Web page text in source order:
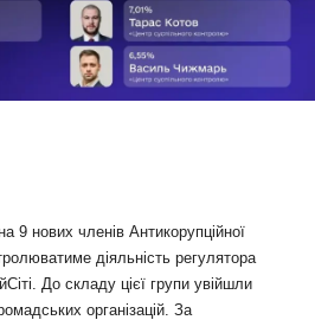
9 нових членів Антикорупційної
діяльність регулятора
До складу цієї групи увійшли
організацій. За